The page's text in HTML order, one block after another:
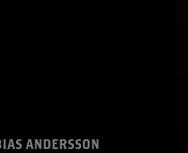
ANDERSSON